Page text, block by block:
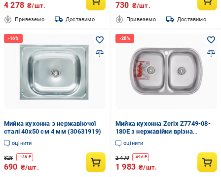
4 278 ₴/шт.
Привеземо Доставимо
730 ₴/шт.
Привеземо Доставимо
Мийка кухонна з нержавіючої
сталі 40x50 см 4 мм (30631919)
оцінити
828 -138 ₴
690 ₴/шт.
Мийка кухонна Zerix Z7749-08-
180E з нержавійки врізна
овальна врізна (ZM0565)
оцінити
2 479 -496₴
1 983 ₴/шт.